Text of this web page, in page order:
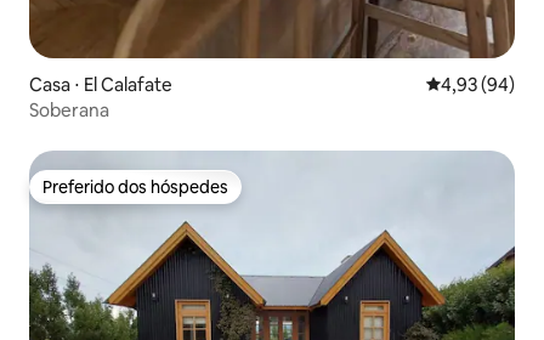
Casa ⋅ El Calafate 4,93 de uma
4,93 (94)
Soberana
Preferido dos hóspedes
Preferido dos hóspedes